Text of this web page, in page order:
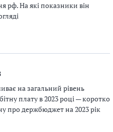
рф. На які показники він
на загальний рівень
плату в 2023 році — коротко
про держбюджет на 2023 рік